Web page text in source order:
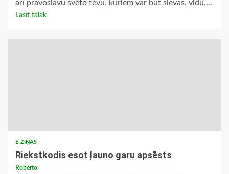
arī pravoslavu svēto tēvu, kuriem var būt sievas, vidū....
Lasīt tālāk
E-ZIŅAS
Riekstkodis esot ļauno garu apsēsts
Roberto